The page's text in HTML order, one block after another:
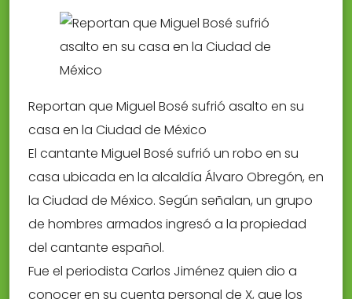
Reportan que Miguel Bosé sufrió asalto en su
casa en la Ciudad de México
El cantante Miguel Bosé sufrió un robo en su
casa ubicada en la alcaldía Álvaro Obregón, en
la Ciudad de México. Según señalan, un grupo
de hombres armados ingresó a la propiedad
del cantante español.
Fue el periodista Carlos Jiménez quien dio a
conocer en su cuenta personal de X, que los